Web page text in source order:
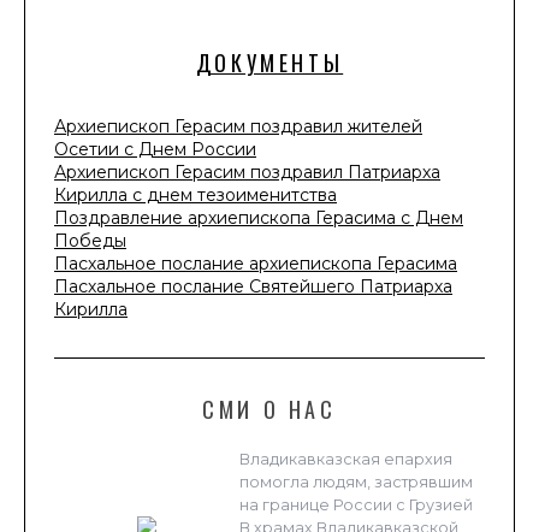
ДОКУМЕНТЫ
Архиепископ Герасим поздравил жителей
Осетии с Днем России
Архиепископ Герасим поздравил Патриарха
Кирилла с днем тезоименитства
Поздравление архиепископа Герасима с Днем
Победы
Пасхальное послание архиепископа Герасима
Пасхальное послание Святейшего Патриарха
Кирилла
СМИ О НАС
Владикавказская епархия
помогла людям, застрявшим
на границе России с Грузией
В храмах Владикавказской